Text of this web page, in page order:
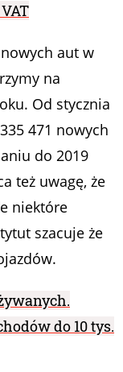
aut w
na
Od stycznia
471 nowych
do 2019
też uwagę, że
niektóre
szacuje że
do 10 tys.